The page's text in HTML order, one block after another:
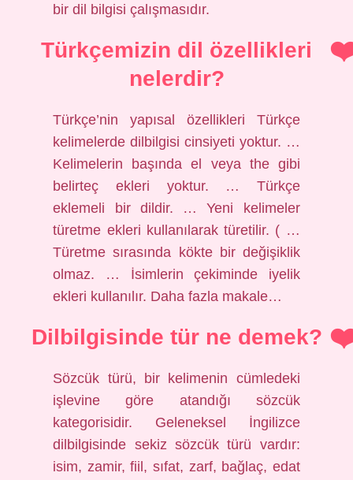
bir dil bilgisi çalışmasıdır.
Türkçemizin dil özellikleri
nelerdir?
Türkçe’nin yapısal özellikleri Türkçe
kelimelerde dilbilgisi cinsiyeti yoktur. …
Kelimelerin başında el veya the gibi
belirteç ekleri yoktur. … Türkçe
eklemeli bir dildir. … Yeni kelimeler
türetme ekleri kullanılarak türetilir. ( …
Türetme sırasında kökte bir değişiklik
olmaz. … İsimlerin çekiminde iyelik
ekleri kullanılır. Daha fazla makale…
Dilbilgisinde tür ne demek?
Sözcük türü, bir kelimenin cümledeki
işlevine göre atandığı sözcük
kategorisidir. Geleneksel İngilizce
dilbilgisinde sekiz sözcük türü vardır:
isim, zamir, fiil, sıfat, zarf, bağlaç, edat